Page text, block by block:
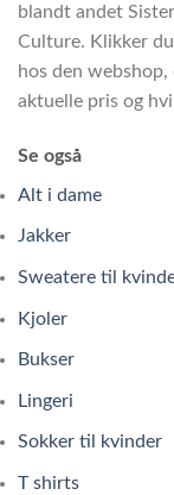
blandt andet
Culture. Klikker
hos den
aktuelle pris og
Se også
Alt i dame
Jakker
Sweatere til
Kjoler
Bukser
Lingeri
Sokker til kvinder
T shirts